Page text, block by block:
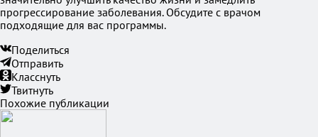
прогрессирование заболевания. Обсудите с врачом
подходящие для вас программы.
Поделиться
Отправить
Класснуть
Твитнуть
Похожие публикации